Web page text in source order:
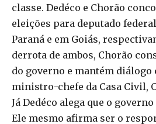
classe. Dedéco e Chorão
eleições para deputado
Paraná e em Goiás,
derrota de ambos, Chorão
do governo e mantém diálogo
ministro-chefe da Casa Civil,
Já Dedéco alega que o
Ele mesmo afirma ser o